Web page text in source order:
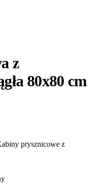
z
80x80 cm
prysznicowe z